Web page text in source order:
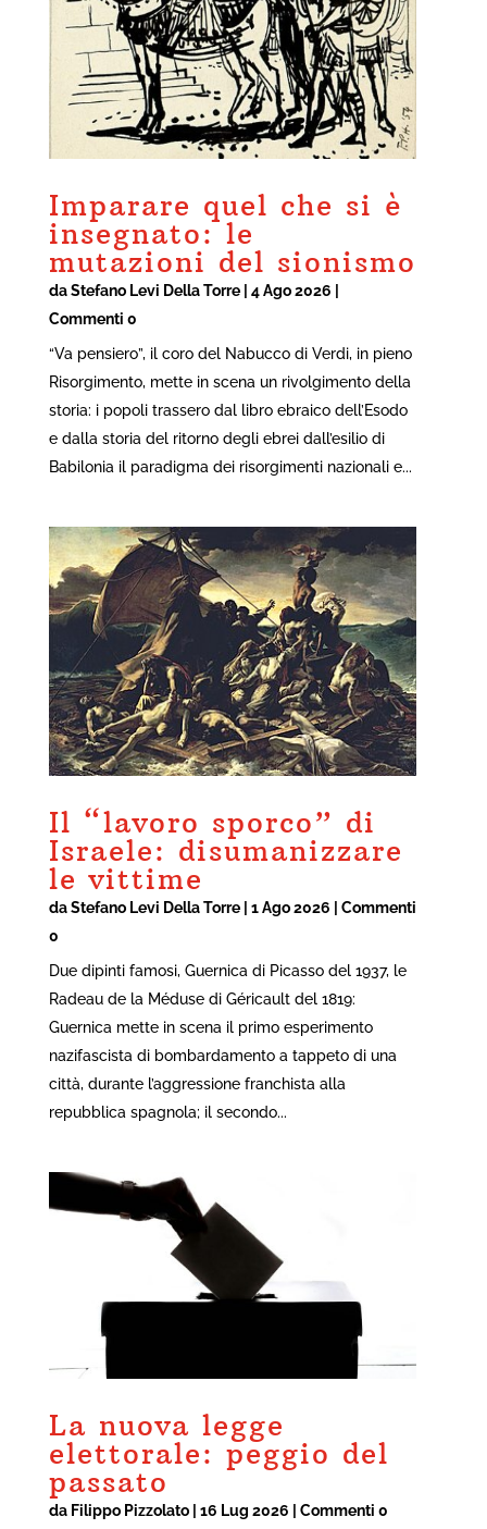
Imparare quel che si è
insegnato: le
mutazioni del sionismo
daStefano Levi Della Torre| 4 Ago 2026
Commenti 0
“Va pensiero”, il coro del Nabucco di Verdi, in pieno
Risorgimento, mette in scena un rivolgimento della
storia: i popoli trassero dal libro ebraico dell’Esodo
e dalla storia del ritorno degli ebrei dall’esilio di
Babilonia il paradigma dei risorgimenti nazionali e...
Il “lavoro sporco” di
Israele: disumanizzare
le vittime
daStefano Levi Della Torre| 1 Ago 2026 | Commenti
0
Due dipinti famosi, Guernica di Picasso del 1937, le
Radeau de la Méduse di Géricault del 1819:
Guernica mette in scena il primo esperimento
nazifascista di bombardamento a tappeto di una
città, durante l’aggressione franchista alla
repubblica spagnola; il secondo...
La nuova legge
elettorale: peggio del
passato
da Filippo Pizzolato| 16 Lug 2026 | Commenti 0